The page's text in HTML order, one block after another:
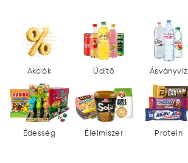
Akciók Üdítő Ásványvíz
Édesség Élelmiszer Protein